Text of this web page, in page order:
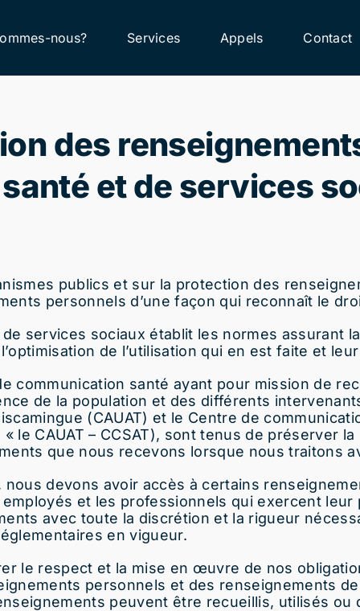
nous? Services Appels Contact
des
et de services
publics et sur la protection des
personnels d’une façon qui reconnaît le
services sociaux établit les normes assurant
de l’utilisation qui en estfaite et
communication santé ayant pour mission de
de la population et des différents
(CAUAT) et le Centre de
le CAUAT – CCSAT), sont tenus de préserver
que nous recevons lorsque nous traitons
devons avoir accès à certains
et les professionnels qui exercent leur
avec toute la discrétion et la rigueur
en vigueur.
le respect et la mise en œuvre de nos
personnels et des renseignements
peuvent être recueillis, utilisés ou